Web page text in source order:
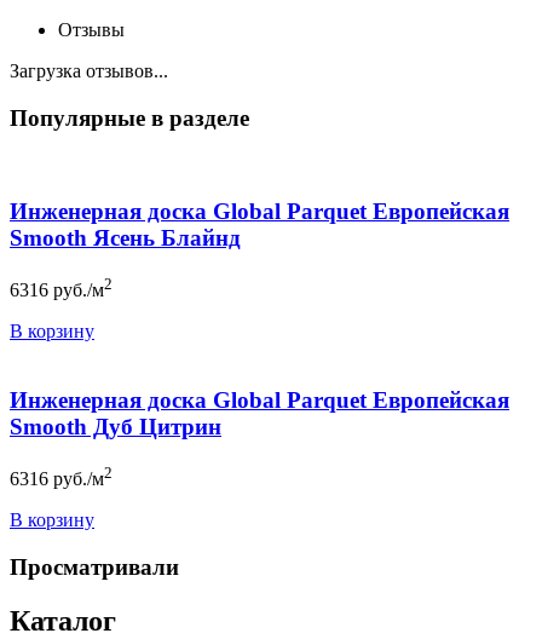
Отзывы
Загрузка отзывов...
Популярные в разделе
Инженерная доска Global Parquet Европейская
Smooth Ясень Блайнд
6316 руб./м2
В корзину
Инженерная доска Global Parquet Европейская
Smooth Дуб Цитрин
6316 руб./м2
В корзину
Просматривали
Каталог